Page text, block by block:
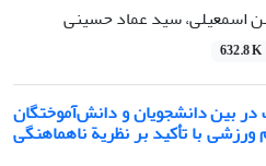
اسمعیلی، سید عماد حسینی
632.8 K
در بین دانشجویان و دانش‌آموختگان
با تأکید بر نظریة ناهماهنگی